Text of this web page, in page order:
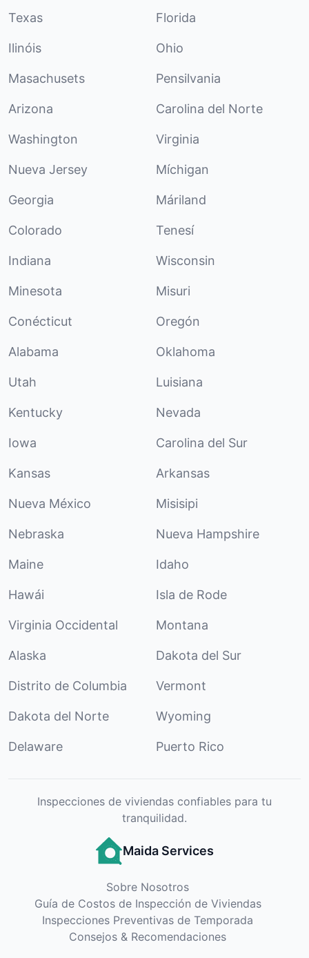
Texas Florida
Ilinóis Ohio
Masachusets Pensilvania
Arizona Carolina del Norte
Washington Virginia
Nueva Jersey Míchigan
Georgia Máriland
Colorado Tenesí
Indiana Wisconsin
Minesota Misuri
Conécticut Oregón
Alabama Oklahoma
Utah Luisiana
Kentucky Nevada
Iowa Carolina del Sur
Kansas Arkansas
Nueva México Misisipi
Nebraska Nueva Hampshire
Maine Idaho
Hawái Isla de Rode
Virginia Occidental Montana
Alaska Dakota del Sur
Distrito de Columbia Vermont
Dakota del Norte Wyoming
Delaware Puerto Rico
Inspecciones de viviendas confiables para tu
tranquilidad.
Maida Services
Sobre Nosotros
Guía de Costos de Inspección de Viviendas
Inspecciones Preventivas de Temporada
Consejos & Recomendaciones